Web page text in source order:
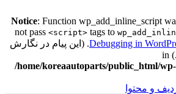
Notice: Function wp_add_inline_script
not pass <script> tags to
Debugging infor more information. (این پیام در نگارش
/home/koreaautoparts/public_html/
و محتوا